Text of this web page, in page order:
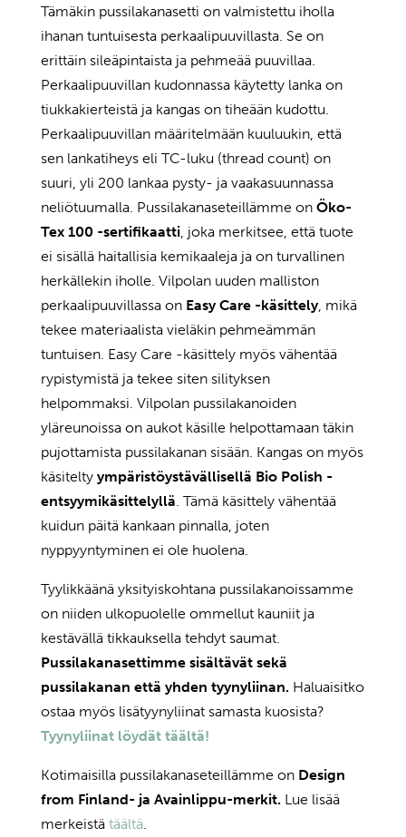
Tämäkin pussilakanasetti on valmistettu iholla
ihanan tuntuisesta perkaalipuuvillasta. Se on
erittäin sileäpintaista ja pehmeää puuvillaa.
Perkaalipuuvillan kudonnassa käytetty lanka on
tiukkakierteistä ja kangas on tiheään kudottu.
Perkaalipuuvillan määritelmään kuuluukin, että
sen lankatiheys eli TC-luku (thread count) on
suuri, yli 200 lankaa pysty- ja vaakasuunnassa
neliötuumalla. Pussilakanaseteillämme on Öko-
Tex 100 -sertifikaatti, joka merkitsee, että tuote
ei sisällä haitallisia kemikaaleja ja on turvallinen
herkällekin iholle. Vilpolan uuden malliston
perkaalipuuvillassa onEasy Care -käsittely, mikä
tekee materiaalista vieläkin pehmeämmän
tuntuisen. Easy Care -käsittely myös vähentää
rypistymistä ja tekee siten silityksen
helpommaksi. Vilpolan pussilakanoiden
yläreunoissa on aukot käsille helpottamaan täkin
pujottamista pussilakanan sisään. Kangas on myös
käsitelty ympäristöystävällisellä Bio Polish -
entsyymikäsittelyllä. Tämä käsittely vähentää
kuidun päitä kankaan pinnalla, joten
nyppyyntyminen ei ole huolena.
Tyylikkäänä yksityiskohtana pussilakanoissamme
on niiden ulkopuolelle ommellut kauniit ja
kestävällä tikkauksella tehdyt saumat.
Pussilakanasettimme sisältävät sekä
pussilakanan että yhden tyynyliinan. Haluaisitko
ostaa myös lisätyynyliinat samasta kuosista?
Tyynyliinat löydät täältä!
Kotimaisilla pussilakanaseteillämme on Design
from Finland- ja Avainlippu-merkit. Lue lisää
merkeistä täältä.